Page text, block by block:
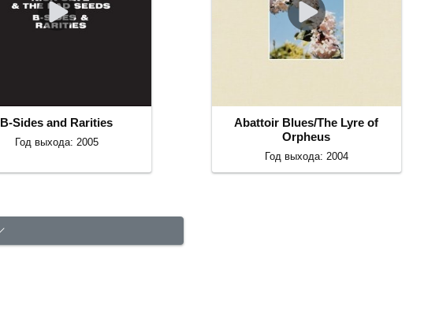
B-Sides and Rarities
Год выхода: 2005
Abattoir Blues/The Lyre of
Orpheus
Год выхода: 2004